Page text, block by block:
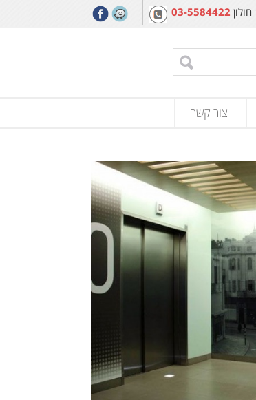
03-5584422
צור קשר